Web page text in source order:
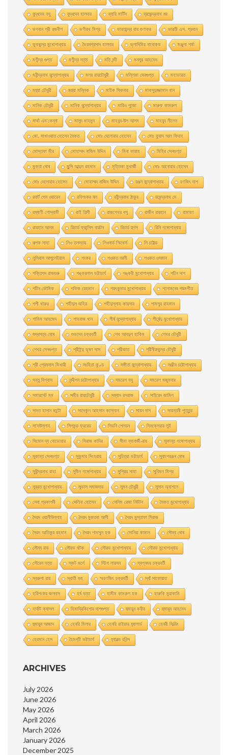
বুদ্ধদেব বসু বুদ্ধদেব হালদার ব্যারি মার্টিন ব্রজেন্দ্রনাথ ধর
ভগবান শ্রী রজনীশ ভগীরথ মিশ্র ভারতচন্দ্র রায় গুণাকর ভারতী এস. প্রধান
ভুবনচন্দ্র মুখোপাধ্যায় ভৈরবপ্রসাদ হালদার ভ্লাদিমির নাবোকভ মঞ্জুলা শর্মা
মণীন্দ্র গুপ্ত মণীন্দ্র দত্ত মতি নন্দী মনসুর আহমেদ
মনীন্দ্রনাথ বন্দ্যোপাধ্যায় মলয় রায়চৌধুরী মল্লিকা সেনগুপ্ত মহাভারত
মহুয়া চৌধুরী মহুয়া মল্লিক মাইক স্কিনার মাকসুদুজ্জামান খান
মানিক চৌধুরী মানিক বন্দ্যোপাধ্যায় মারিও পুজো মারুফ কামরুল
মার্থা এম'কেন্না মাসুদ মাহমুদ মাহবুব-উল আলম মাহবুব লীলেন
মাে. সাখাওয়াত হােসেন সৈকত মােঃ দেলােয়ার হােসেন মােঃ ফুয়াদ আল ফিদাহ
মােস্তফা মীর মােহাম্মদ নাজিম উদ্দিন মিনা ফারাহ মিহির সেনগুপ্ত
মুক্তা ঘোষ মুন্সি আব্দুল রহমান মৃত্তিকা মুখার্জী মোঃ আনোয়ার হোসেন
মোঃ দেলোয়ার হােসেন মোহাম্মদ নাজিম উদ্দিন রঞ্জন বন্দ্যোপাধ্যায় রণজিৎ দাশ
রবার্ট পেন ওয়ারেন রবিশংকর বল রবীন্দ্রনাথ ঠাকুর রমেন্দ্রনাথ দে
রম্যাণী গোস্বামী রাই শিল্পী রাজশেখর বসু রাজীব রায়হান রামায়ণ
রায়হান আলম রিচার্ড ফ্রান্সিস বারটন রিচার্ড হুগস রিনি গঙ্গোপাধ্যায়
রূপক সাহা লিও তলস্তয় লিওনার্ড স্মিথের্স লি চাইল্ড
লুসিয়াস আপুলেইয়াস শংকর শওকত আলী শওকত ওসমান
শক্তিপদ রাজগুরু শঙ্করলাল ভট্টাচার্য শঙ্করী মুখােপাধ্যায় শচীন দাশ
শচীন ভৌমিক শফিক রেহমান শরৎকুমার মুখোপাধ্যায় শলোমনের পরমগীত
শশী থারুর শহীদুল জহির শহীদুল্লাহ কায়সার শামসুর রাহমান
শামিম আহমেদ শাহবাজ খান শীর্ষ বন্দ্যোপাধ্যায় শীর্ষেন্দু মুখোপাধ্যায়
শুদ্ধসত্ব ঘোষ শুভদেব চক্রবর্তী শেখ আবদুল হাকিম শেখর চৌধুরী
শেখর সেনগুপ্ত শ্রীইন্দু ভূষণ দাস শ্রীজাত শ্রীনীরদচন্দ্র চৌধুরী
শ্রী প্রেমদাস ভিখারী সংহিতা কুণ্ড সঙ্গীতা বন্দ্যোপাধ্যায় সঞ্জীব চট্টোপাধ্যায়
সন্তু বিশ্বাস সন্দীপন চট্টোপাধ্যায় সমরেশ বসু সমরেশ মজুমদার
সমারসেট মম সমীর রায়চৌধুরী সম্বাদ রসরাজ সাইয়েদ জামিল
সাদত হাসান মান্টো সাদেকুল আহসান কল্লোল সায়ন দাস সায়ন্তনী পূততুন্ড
সা’দউল্লাহ সিগমন্ড ফ্রয়েড সিডনি শেলডন সিনক্লেয়ার লুই
সিমোন দ্য বোভোয়ার সিরাজ কাদির সীমা ব্যানার্জী-রায় সুকান্ত গঙ্গোপাধ্যায়
সুকান্ত সেনগুপ্ত সুকুমার সিংহরায় সুচিত্রা ভট্টাচার্য সুধাংশরঞ্জন ঘোষ
সুধীন্দ্রনাথ রাহা সুনীল গঙ্গোপাধ্যায় সুপ্রিয় সাহা সুবিমল মিশ্র
সুব্রত মুখোপাধ্যায় সুভাস সমাজদার সুমন চৌধুরী সুসান অ্যাশলে
সেবা প্রকাশনী সেলিনা হােসেন সেলিম রেজা নিউটন সৈকত মুখোপাধ্যায়
সৈয়দ ওয়ালীউল্লাহ সৈয়দ মুজতবা আলী সৈয়দ মুস্তাফা সিরাজ
সৈয়দ আতিকুর রহমান সৈয়দ শামসুল হক সোনিয়া কামাল সৌম্য ঘােষ
সৌম্য রায় সৌরভ ঘটক সৌরভ মুখােপাধ্যায় সৌরভ মুখোপাধ্যায়
সৌরেন দত্ত স্কট মর্লে স্টিগ লারসন স্বপ্নময় চক্রবর্তী
স্বরুপা রায় স্বাতী গুহ স্মরণজিৎ চক্রবর্তী স্যাঁ সাফোয়াত
হরিশংকর জলদাস হর্ষ দত্ত হামীম কামরুল হক হারুকি মুরাকামি
হার্বাট ক্যাসল হিমাদ্রিকিশাের দাশগুপ্ত হুমায়ুন কবীর হুমায়ূন আহমেদ
হুমায়ুন আজাদ হেনরি মিলার হেনরি রাইডার হ্যাগার্ড হেনরী ফিল্ডিং
হেরমান হেস হৈমন্তী ভট্টাচার্য হ্যারল্ড রবিন্স
ARCHIVES
July 2026
June 2026
May 2026
April 2026
March 2026
January 2026
December 2025